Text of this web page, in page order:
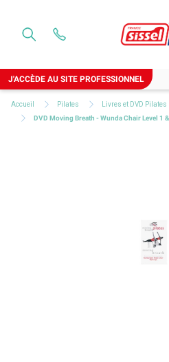
J'ACCÈDE AU SITE PROFESSIONNEL
Accueil Pilates
Livres et DVD Pilates
DVD Moving Breath - Wunda Chair Level 1